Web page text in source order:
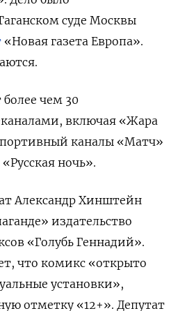
суде Москвы
«Новая газета Европа».
чем 30
включая «Жара
каналы «Матч»
ночь».
Александр Хинштейн
издательство
«Голубь Геннадий».
что комикс «открыто
установки»,
отметку «12+». Депутат